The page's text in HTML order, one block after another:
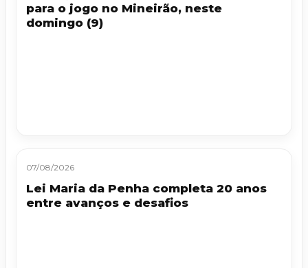
para o jogo no Mineirão, neste
domingo (9)
07/08/2026
Lei Maria da Penha completa 20 anos
entre avanços e desafios